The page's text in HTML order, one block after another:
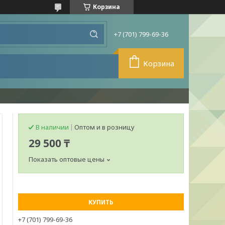
Корзина
+7 (701) 799-69-36
Корзина
В наличии Оптом и в розницу
29 500 ₸
Показать оптовые цены
КУПИТЬ
+7 (701) 799-69-36